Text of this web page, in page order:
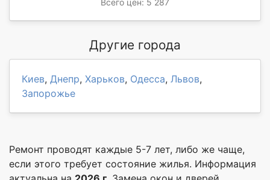
Другие города
Киев, Днепр, Харьков, Одесса, Львов,
Запорожье
Ремонт проводят каждые 5-7 лет, либо же чаще,
если этого требует состояние жилья. Информация